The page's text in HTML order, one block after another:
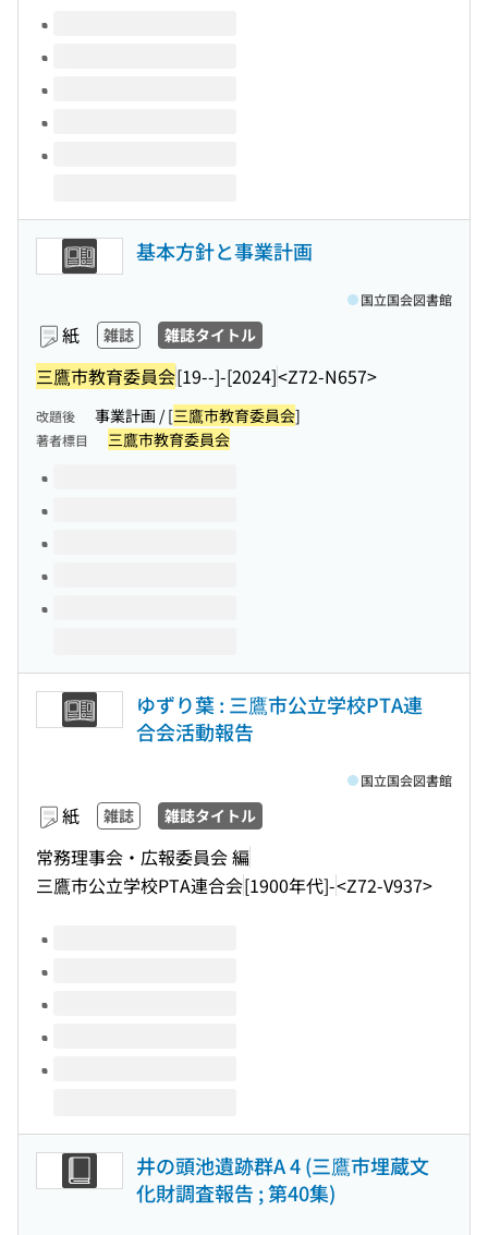
このタイトルの巻号
基本方針と事業計画
紙 雑誌 雑誌タイトル
三鷹市教育委員会[19--]-[2024]<Z72-N657>
国立国会図書館
改題後 事業計画 / [三鷹市教育委員会]
著者標目 三鷹市教育委員会
このタイトルの巻号
ゆずり葉 : 三鷹市公立学校PTA連
合会活動報告
紙 雑誌 雑誌タイトル
常務理事会・広報委員会 編
三鷹市公立学校PTA連合会[1900年代]-<Z72-V937>
国立国会図書館
このタイトルの巻号
井の頭池遺跡群A 4 (三鷹市埋蔵文
化財調査報告 ; 第40集)